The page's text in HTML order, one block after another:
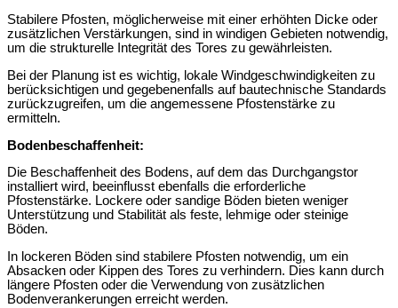
Stabilere Pfosten, möglicherweise mit einer erhöhten Dicke oder
zusätzlichen Verstärkungen, sind in windigen Gebieten notwendig,
um die strukturelle Integrität des Tores zu gewährleisten.
Bei der Planung ist es wichtig, lokale Windgeschwindigkeiten zu
berücksichtigen und gegebenenfalls auf bautechnische Standards
zurückzugreifen, um die angemessene Pfostenstärke zu
ermitteln.
Bodenbeschaffenheit:
Die Beschaffenheit des Bodens, auf dem das Durchgangstor
installiert wird, beeinflusst ebenfalls die erforderliche
Pfostenstärke. Lockere oder sandige Böden bieten weniger
Unterstützung und Stabilität als feste, lehmige oder steinige
Böden.
In lockeren Böden sind stabilere Pfosten notwendig, um ein
Absacken oder Kippen des Tores zu verhindern. Dies kann durch
längere Pfosten oder die Verwendung von zusätzlichen
Bodenverankerungen erreicht werden.